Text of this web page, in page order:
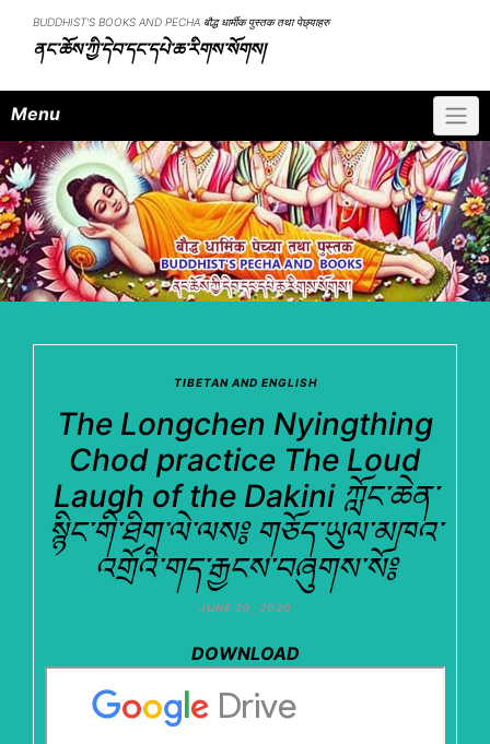
content
BUDDHIST'S BOOKS AND PECHA बौद्ध धार्मीक पुस्तक तथा पेछ्याहरु
ནང་ཆོས་ཀྱི་དེབ་དང་དཔེ་ཆ་རིགས་སོགས།
Menu
TIBETAN AND ENGLISH
The Longchen Nyingthing
Chod practice The Loud
Laugh of the Dakini ཀློང་ཆེན་
སྙིང་གི་ཐིག་ལེ་ལས༔ གཅོད་ཡུལ་མཁའ་
འགྲོའི་གད་རྒྱངས་བཞུགས་སོ༔
JUNE 29, 2020
DOWNLOAD